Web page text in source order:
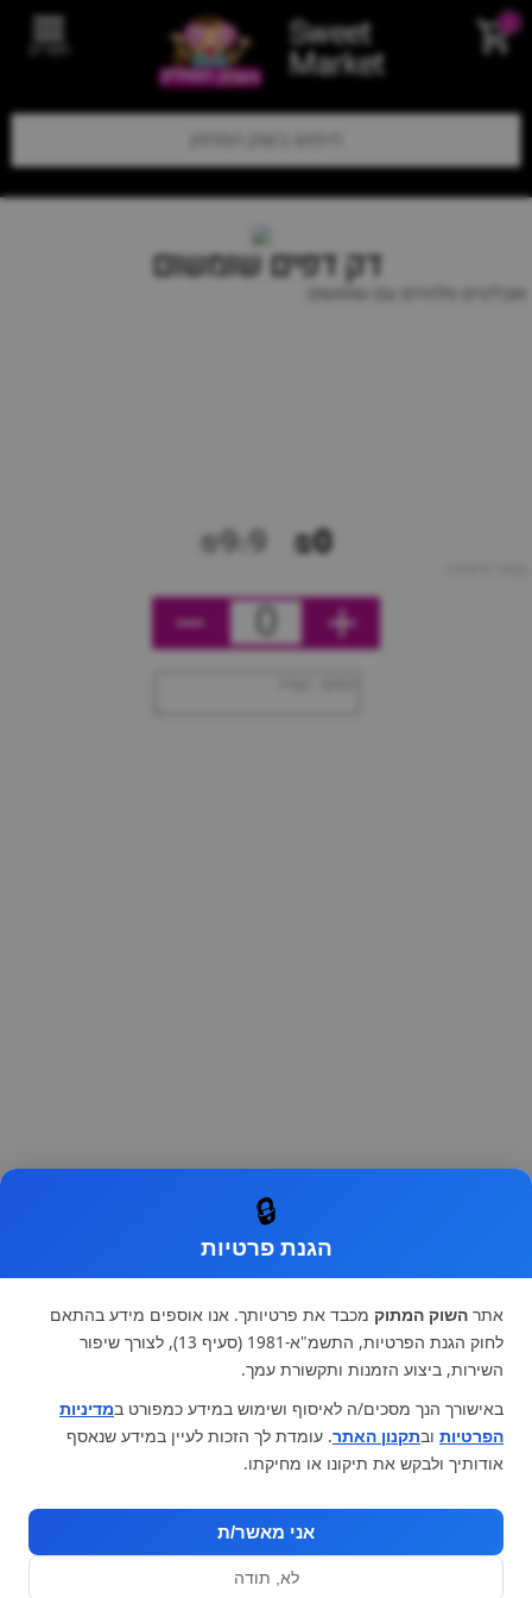
Sweet
Market תפריט
דק דפים שומשום
אובלטים מלוחים עם שומשום
₪0
₪9.9
0
🔒
הגנת פרטיות
אתר השוק המתוק מכבד את פרטיותך. אנו אוספים מידע בהתאם
לחוק הגנת הפרטיות, התשמ"א-1981 (סעיף 13), לצורך שיפור
השירות, ביצוע הזמנות ותקשורת עמך.
באישורך הנך מסכים/ה לאיסוף ושימוש במידע כמפורט במדיניות
הפרטיות ובתקנון האתר. עומדת לך הזכות לעיין במידע שנאסף
אודותיך ולבקש את תיקונו או מחיקתו.
אני מאשר/ת
לא, תודה